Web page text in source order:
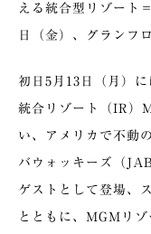
える統合型リゾート
日（金）、グランフ
初日5月13日（月）
統合リゾート（IR）
い、アメリカで不動
バウォッキーズ（
ゲストとして登場、
とともに、MGMリ